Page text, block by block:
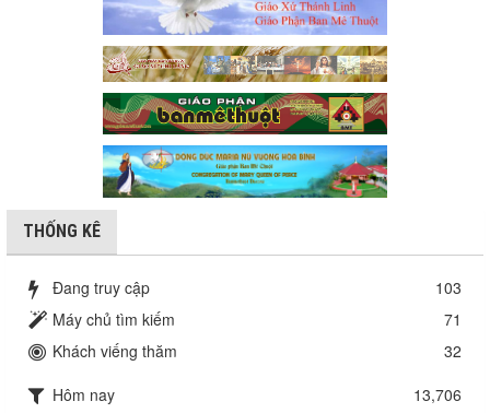
THỐNG KÊ
Đang truy cập
103
Máy chủ tìm kiếm
71
Khách viếng thăm
32
Hôm nay
13,706